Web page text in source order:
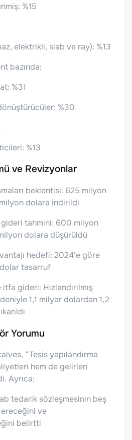
%15
elektrikli, slab ve ray): %13
bazında:
%31
%30
%13
ve Revizyonlar
beklentisi: 625 milyon
dolara indirildi
tahmini: 600 milyon
dolara düşürüldü
hedefi: 2024'e göre
tasarruf
gideri: Hızlandırılmış
1,1 milyar dolardan 1,2
Yorumu
“Tesis yapılandırma
hem de gelirleri
Ayrıca:
tedarik sözleşmesinin beş
ve
belirtti